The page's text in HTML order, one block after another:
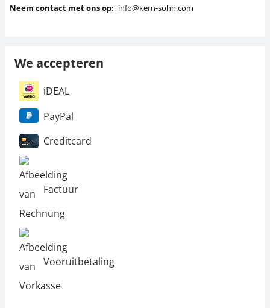
Neem contact met ons op: info@kern-sohn.com
We accepteren
iDEAL
PayPal
Creditcard
Factuur
Vooruitbetaling